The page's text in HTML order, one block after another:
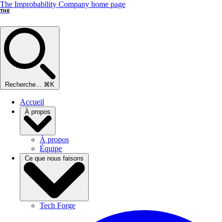
The Improbability Company home page
THE
Recherche... ⌘K
Accueil
À propos
Équipe
Tech Forge